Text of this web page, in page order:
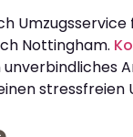
Umzugsservice
Nottingham.
stressfreien